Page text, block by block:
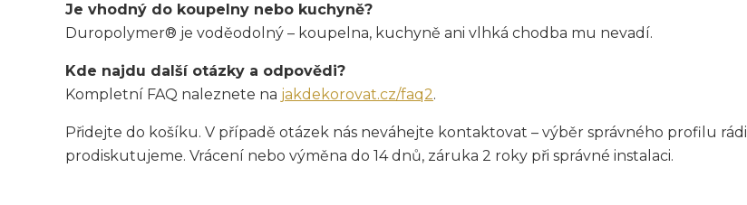
Je vhodný do koupelny nebo kuchyně?
Duropolymer® je voděodolný – koupelna, kuchyně ani vlhká chodba mu nevadí.
Kde najdu další otázky a odpovědi?
Kompletní FAQ naleznete na jakdekorovat.cz/faq2.
Přidejte do košíku. V případě otázek nás neváhejte kontaktovat – výběr správného profilu rádi
prodiskutujeme. Vrácení nebo výměna do 14 dnů, záruka 2 roky při správné instalaci.